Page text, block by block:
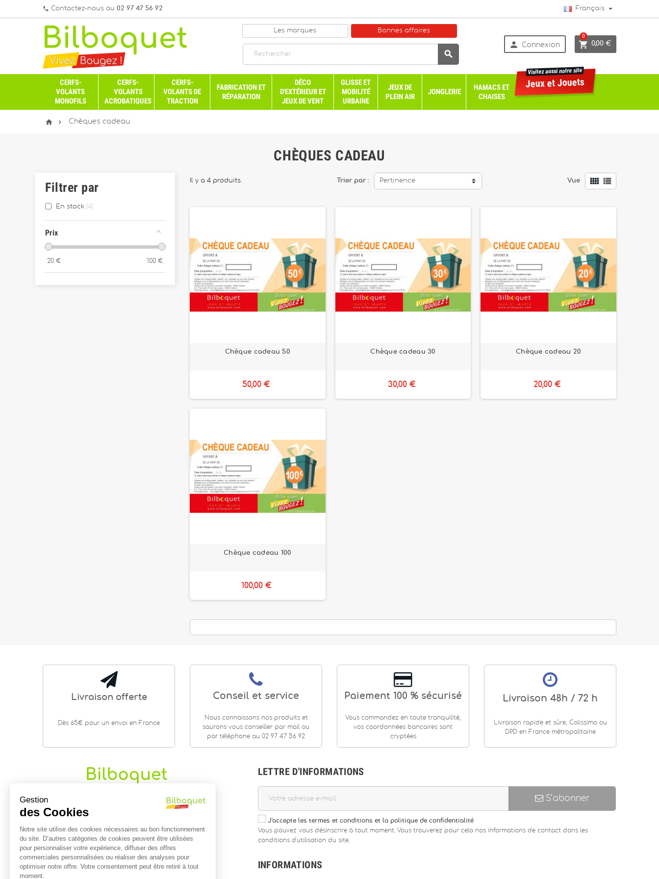
phone Contactez-nous au 02 97 47 56 92 Français
Les marques Bonnes affaires

 Connexion  0,00 €
0
CERFS-
VOLANTS
MONOFILS
CERFS-
VOLANTS
ACROBATIQUES
CERFS-
VOLANTS DE
TRACTION
FABRICATION ET
RÉPARATION
DÉCO
D'EXTÉRIEUR ET
JEUX DE VENT
GLISSE ET
MOBILITÉ
URBAINE
JEUX DE
PLEIN AIR
JONGLERIE
HAMACS ET
CHAISES
Jeux et Jouets
Visitez aussi notre site
  Chèques cadeau
CHÈQUES CADEAU
Filtrer par
En stock 4
Prix
20 € 100 €
Il y a 4 produits. Trier par : Pertinence Vue  
Chèque cadeau 50
50,00 €
Chèque cadeau 30
30,00 €
Chèque cadeau 20
20,00 €
Chèque cadeau 100
100,00 €
Livraison offerte
Dès 65€ pour un envoi en France
Conseil et service
Nous connaissons nos produits et
saurons vous conseiller par mail ou
par téléphone au 02 97 47 56 92
Paiement 100 % sécurisé
Vous commandez en toute tranquilité,
vos coordonnées bancaires sont
cryptées
Livraison 48h / 72 h
Livraison rapide et sûre, Colissimo ou
DPD en France métropolitaine
Mobilité urbaine Jonglerie|
Maison |Jardin
Centre historique de Vannes
Près de la cathédrale
02 97 47 56 92
LETTRE D'INFORMATIONS
S’abonner
J'accepte les termes et conditions et la politique de confidentialité
Vous pouvez vous désinscrire à tout moment. Vous trouverez pour cela nos informations de contact dans les
conditions d'utilisation du site.
INFORMATIONS
Gestion
des Cookies
Notre site utilise des cookies nécessaires au bon fonctionnement
du site. D’autres catégories de cookies peuvent être utilisées
pour personnaliser votre expérience, diffuser des offres
commerciales personnalisées ou réaliser des analyses pour
optimiser notre offre. Votre consentement peut être retiré à tout
moment.